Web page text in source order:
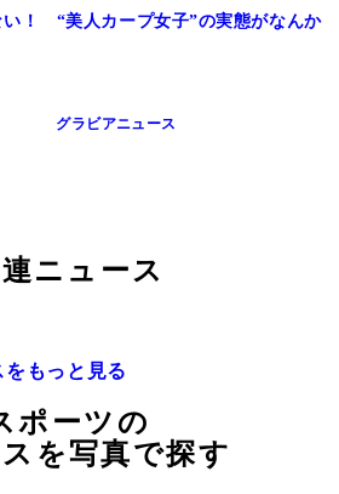
い！ “美人カープ女子”の実態がなんか
グラビアニュース
ニュース
をもっと見る
ポーツの
を写真で探す